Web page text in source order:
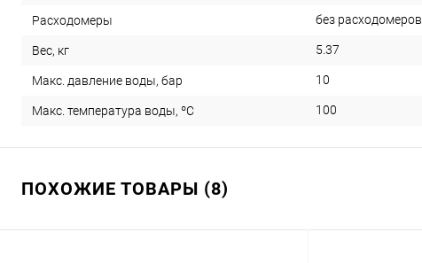
Расходомеры без расходомеров
Вес, кг 5.37
Макс. давление воды, бар 10
Макс. температура воды, ºС 100
ПОХОЖИЕ ТОВАРЫ (8)